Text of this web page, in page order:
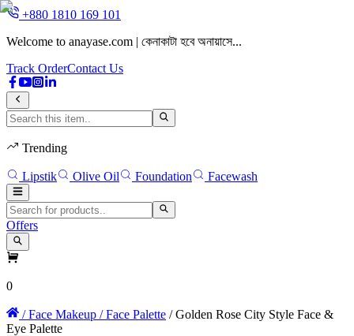
+880 1810 169 101
Welcome to anayase.com | কেনাকাটা হবে অনায়াসে...
Track OrderContact Us
Trending
Lipstik Olive Oil Foundation Facewash
Offers
0
/ Face Makeup / Face Palette / Golden Rose City Style Face &
Eye Palette